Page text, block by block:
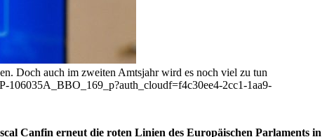
Doch auch im zweiten Amtsjahr wird es noch viel zu tun
106035A_BBO_169_p?auth_cloudf=f4c30ee4-2cc1-1aa9-
Canfin erneut die roten Linien des Europäischen Parlaments in